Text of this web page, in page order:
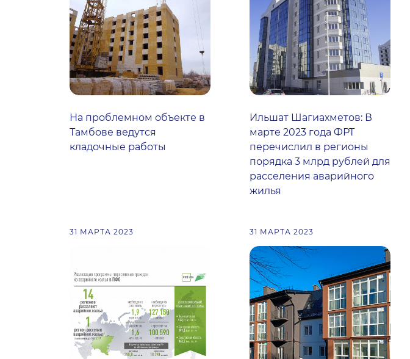
На проблемном объекте в
Тамбове ведутся
кладочные работы
Ильшат Шагиахметов: В
марте 2023 года ФРТ
перечислил в регионы
порядка 3 млрд рублей для
расселения аварийного
жилья
31 МАРТА 2023 31 МАРТА 2023